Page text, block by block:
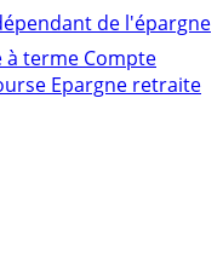
de l'épargne
à terme Compte
Epargne retraite